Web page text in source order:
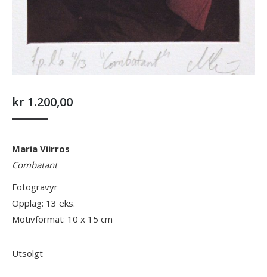
kr 1.200,00
Maria Viirros
Combatant
Fotogravyr
Opplag: 13 eks.
Motivformat: 10 x 15 cm
Utsolgt